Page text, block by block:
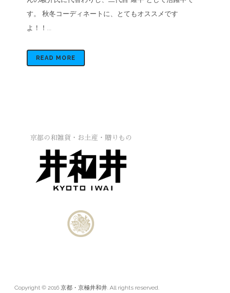
す。 秋冬コーディネートに、とてもオススメです
よ！！...
READ MORE
京都の和雑貨・お土産・贈りもの
Copyright © 2016 京都・京極井和井. All rights reserved.